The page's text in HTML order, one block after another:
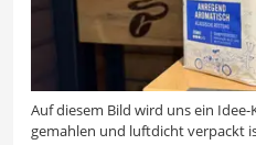
Auf diesem Bild wird uns ein
gemahlen und luftdicht verpackt